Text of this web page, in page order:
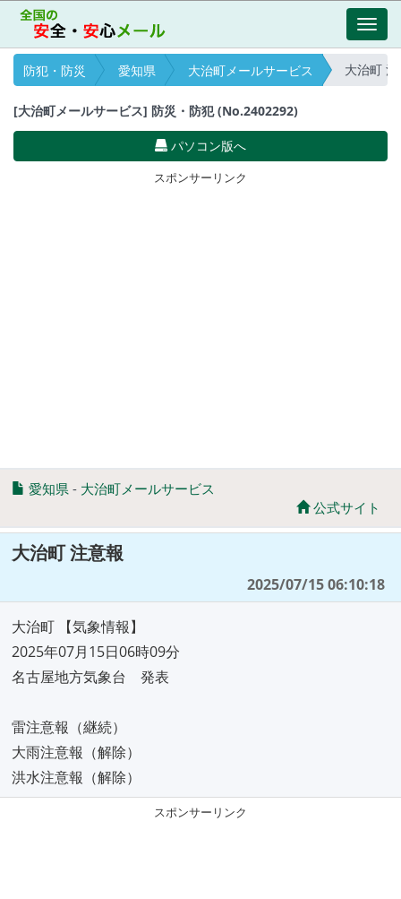
防犯・防災
愛知県 大治町メールサービス 大治町
[大治町メールサービス] 防災・防犯 (No.2402292)
パソコン版へ
スポンサーリンク
愛知県 - 大治町メールサービス
公式サイト
大治町 注意報
2025/07/15 06:10:18
大治町 【気象情報】
2025年07月15日06時09分
名古屋地方気象台 発表
雷注意報（継続）
大雨注意報（解除）
洪水注意報（解除）
スポンサーリンク